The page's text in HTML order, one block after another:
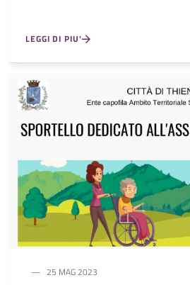
LEGGI DI PIU'
25 MAG 2023